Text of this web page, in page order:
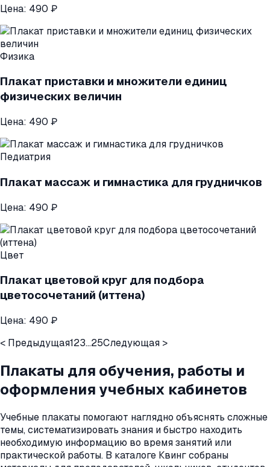
Цена: 490 ₽
Физика
Плакат приставки и множители единиц
физических величин
Цена: 490 ₽
Педиатрия
Плакат массаж и гимнастика для грудничков
Цена: 490 ₽
Цвет
Плакат цветовой круг для подбора
цветосочетаний (иттена)
Цена: 490 ₽
< Предыдущая123...25Следующая >
Плакаты для обучения, работы и
оформления учебных кабинетов
Учебные плакаты помогают наглядно объяснять сложные
темы, систематизировать знания и быстро находить
необходимую информацию во время занятий или
практической работы. В каталоге Квинг собраны